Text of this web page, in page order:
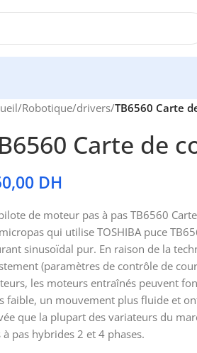
/Robotique/drivers/TB6560 Carte
Carte de
DH
de moteur pas à pas TB6560
qui utilise TOSHIBA puce
sinusoïdal pur. En raison de la
(paramètres de contrôle de
les moteurs entraînés peuvent
faible, un mouvement plus fluide et
que la plupart des variateurs du
à pas hybrides 2 et 4 phases.